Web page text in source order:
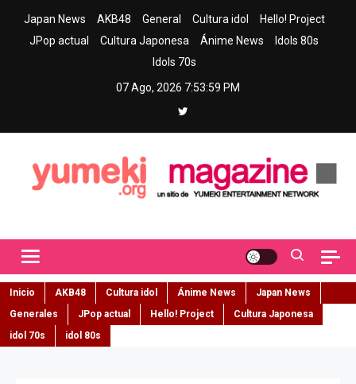
Japan News AKB48 General Cultura idol
Hello! Project
JPop actual
Cultura Japonesa Ánime News
Idols 80s
Idols 70s
07 Ago, 2026 7:54:00 PM
Inicio AKB48 Cultura idol Ánime News
Japan News
Generales
JPop actual Hello! Project
Cultura Japonesa
idol 70s
idol 80s